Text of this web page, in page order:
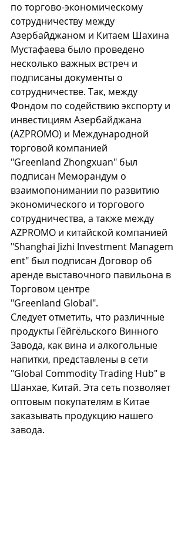
по торгово-экономическому
сотрудничеству между
Азербайджаном и Китаем Шахина
Мустафаева было проведено
несколько важных встреч и
подписаны документы о
сотрудничестве. Так, между
Фондом по содействию экспорту и
инвестициям Азербайджана
(AZPROMO) и Международной
торговой компанией
"Greenland Zhongxuan" был
подписан Меморандум о
взаимопонимании по развитию
экономического и торгового
сотрудничества, а также между
AZPROMO и китайской компанией
"Shanghai Jizhi Investment Managem
ent" был подписан Договор об
аренде выставочного павильона в
Торговом центре
"Greenland Global".
Следует отметить, что различные
продукты Гёйгёльского Винного
Завода, как вина и алкогольные
напитки, представлены в сети
"Global Commodity Trading Hub" в
Шанхае, Китай. Эта сеть позволяет
оптовым покупателям в Китае
заказывать продукцию нашего
завода.